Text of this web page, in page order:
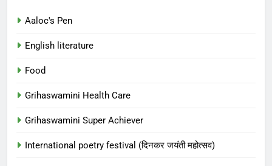
Aaloc's Pen
English literature
Food
Grihaswamini Health Care
Grihaswamini Super Achiever
International poetry festival (दिनकर जयंती महोत्सव)